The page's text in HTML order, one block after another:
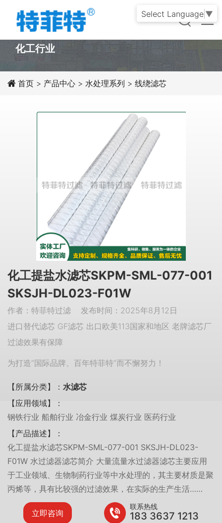
PRODUCT
化工行业
首页 > 产品中心 > 水处理系列 > 线绕滤芯
化工提盐水滤芯SKPM-SML-077-001
SKSJH-DL023-F01W
作者：特菲特过滤 发布时间：2025年8月12日
进口替代滤芯 GF滤芯 出口欧美113国家和地区 老牌滤芯厂
过滤效果有保障
为打造“国际品牌、百年特菲特”而不懈努力！
【所属分类】： 水滤芯
【应用领域】：
钢铁行业 船舶行业 冶金行业 煤炭行业 医药行业
【产品描述】：
化工提盐水滤芯SKPM-SML-077-001 SKSJH-DL023-
F01W 水过滤器滤芯简介 大量流量水过滤器滤芯主要应用
于工业领域、生物制药行业等中水处理的，其主要材质是聚
丙烯等，具有比较强的过滤效果，在实际的生产生活……
立即咨询
联系热线
183 3637 1213
Select Language ▼